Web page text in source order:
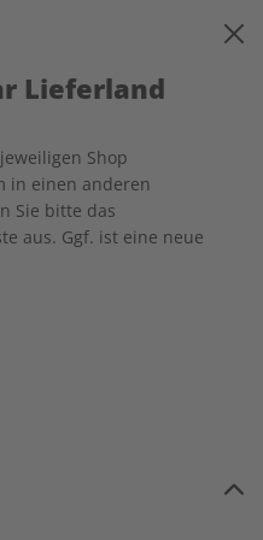
ist leer
Artikel im Warenkorb.
und aktuelle Berichte
Lieferland
Shop
in einen anderen
Sie bitte das
aus. Ggf. ist eine neue